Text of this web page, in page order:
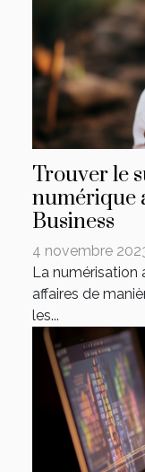
Trouver le
numérique
Business
4 novembre
La numérisation
affaires de
les...